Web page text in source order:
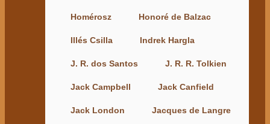
Homérosz Honoré de Balzac
Illés Csilla Indrek Hargla
J. R. dos Santos J. R. R. Tolkien
Jack Campbell Jack Canfield
Jack London Jacques de Langre